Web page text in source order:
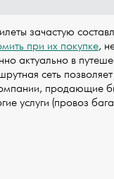
зачастую
при их покупке,
актуально в
сеть
продающие
услуги (провоз